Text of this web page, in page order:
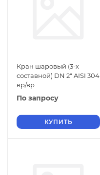
Кран шаровый (3-х
составной) DN 2" AISI 304
вр/вр
По запросу
КУПИТЬ